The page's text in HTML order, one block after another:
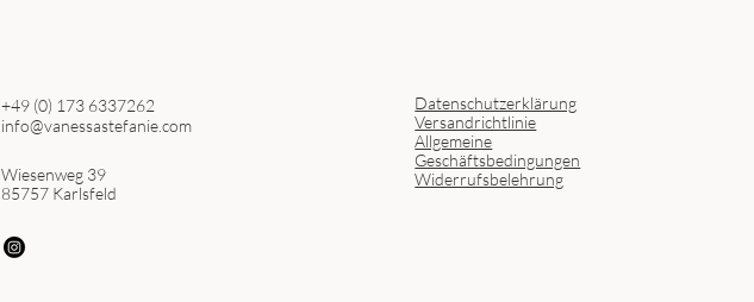
+49 (0) 173 6337262
info@vanessastefanie.com
Wiesenweg 39
85757 Karlsfeld
Datenschutzerklärung
Versandrichtlinie
Allgemeine
Geschäftsbedingungen
Widerrufsbelehrung